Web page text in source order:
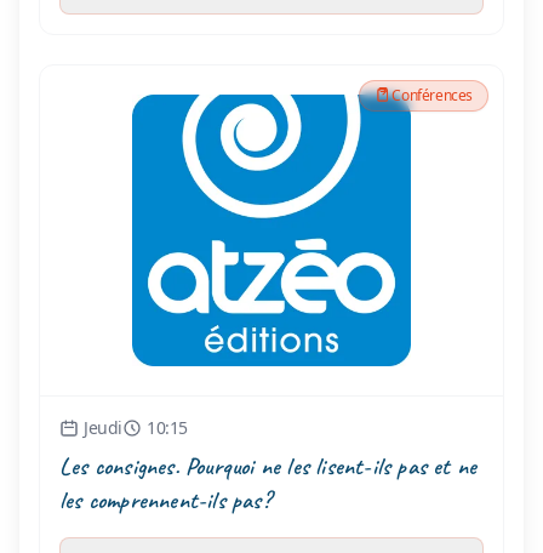
Conférences
Jeudi 10:15
Les consignes. Pourquoi ne les lisent-ils pas et ne
les comprennent-ils pas?